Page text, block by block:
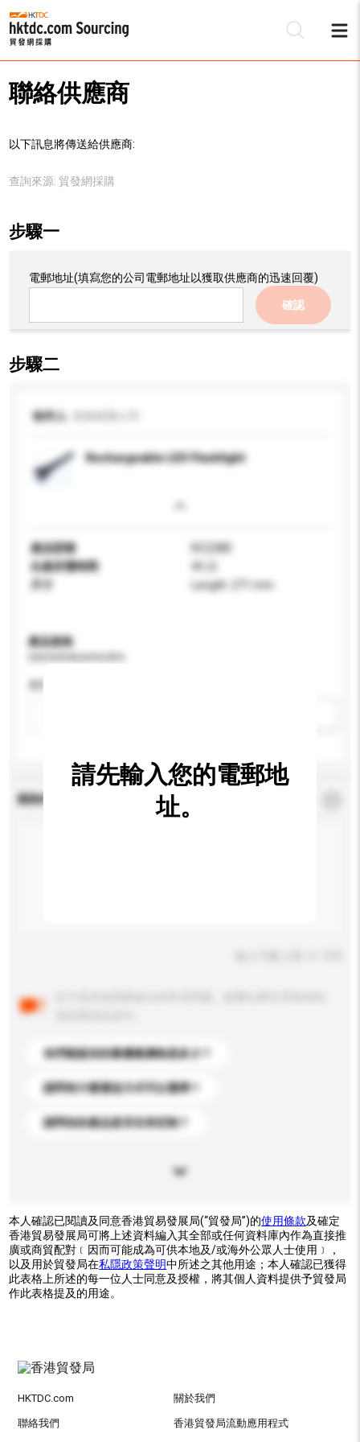
聯絡供應商
以下訊息將傳送給供應商:
查詢來源: 貿發網採購
步驟一
電郵地址(填寫您的公司電郵地址以獲取供應商的迅速回覆)
確認
步驟二
收件人
Rechargeable LED Flashlight
產品型號
RC228D
生產所需時間
45 日
Length: 271 mm
產品規格
查詢內容
你們能提供的最優惠價格是多少？
請問有什麼運送方式可以選擇？
請問你的產品是否支持定制？
請先輸入您的電郵地
址。
本人確認已閱讀及同意香港貿易發展局(“貿發局”)的使用條款及確定
香港貿易發展局可將上述資料編入其全部或任何資料庫內作為直接推
廣或商貿配對﹝因而可能成為可供本地及/或海外公眾人士使用﹞，
以及用於貿發局在私隱政策聲明中所述之其他用途；本人確認已獲得
此表格上所述的每一位人士同意及授權，將其個人資料提供予貿發局
作此表格提及的用途。
HKTDC.com 關於我們
聯絡我們 香港貿發局流動應用程式